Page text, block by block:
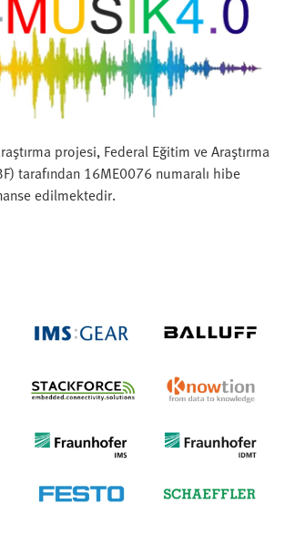
projesi, Federal Eğitim ve Araştırma
tarafından 16ME0076 numaralı hibe
edilmektedir.